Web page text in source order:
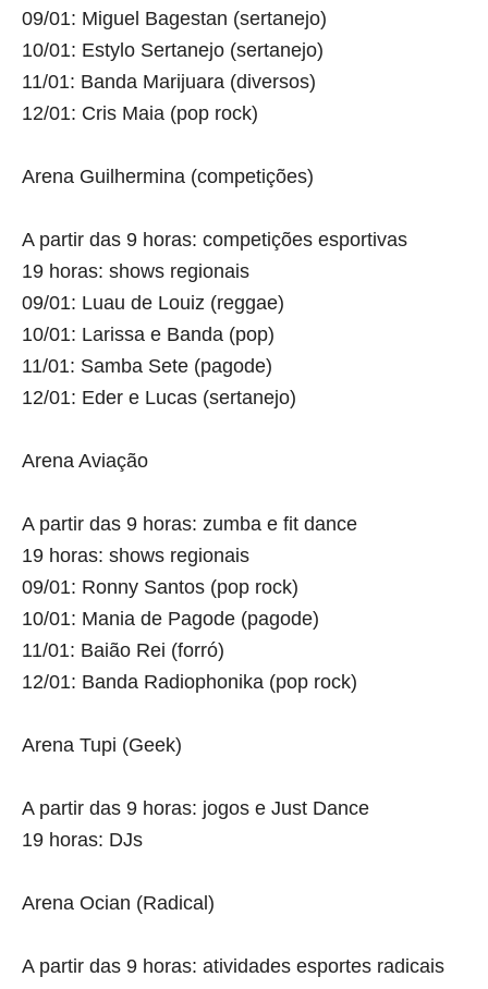
09/01: Miguel Bagestan (sertanejo)
10/01: Estylo Sertanejo (sertanejo)
11/01: Banda Marijuara (diversos)
12/01: Cris Maia (pop rock)
Arena Guilhermina (competições)
A partir das 9 horas: competições esportivas
19 horas: shows regionais
09/01: Luau de Louiz (reggae)
10/01: Larissa e Banda (pop)
11/01: Samba Sete (pagode)
12/01: Eder e Lucas (sertanejo)
Arena Aviação
A partir das 9 horas: zumba e fit dance
19 horas: shows regionais
09/01: Ronny Santos (pop rock)
10/01: Mania de Pagode (pagode)
11/01: Baião Rei (forró)
12/01: Banda Radiophonika (pop rock)
Arena Tupi (Geek)
A partir das 9 horas: jogos e Just Dance
19 horas: DJs
Arena Ocian (Radical)
A partir das 9 horas: atividades esportes radicais